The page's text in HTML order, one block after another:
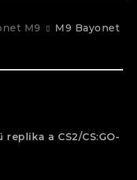
M9
M9 Bayonet
replika a CS2/CS:GO-